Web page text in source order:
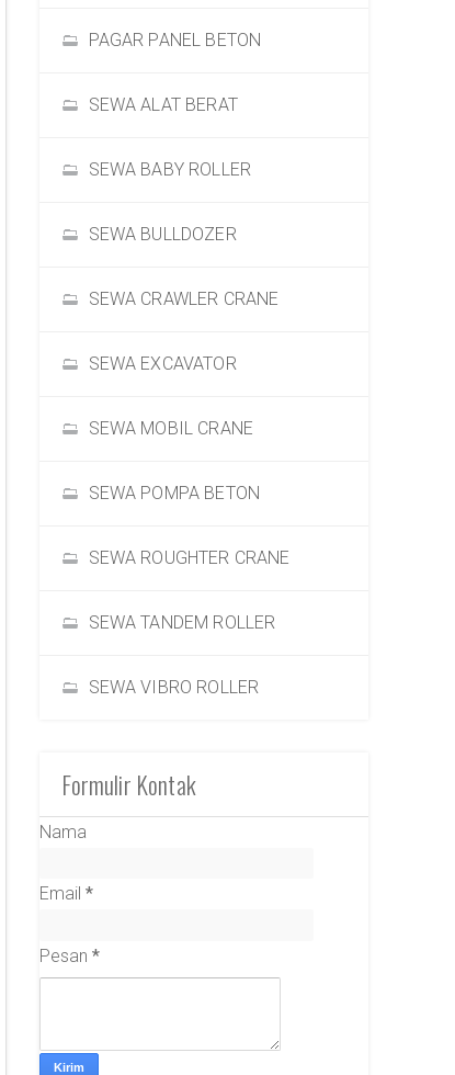
PAGAR PANEL BETON
SEWA ALAT BERAT
SEWA BABY ROLLER
SEWA BULLDOZER
SEWA CRAWLER CRANE
SEWA EXCAVATOR
SEWA MOBIL CRANE
SEWA POMPA BETON
SEWA ROUGHTER CRANE
SEWA TANDEM ROLLER
SEWA VIBRO ROLLER
Formulir Kontak
Nama
Email*
Pesan*